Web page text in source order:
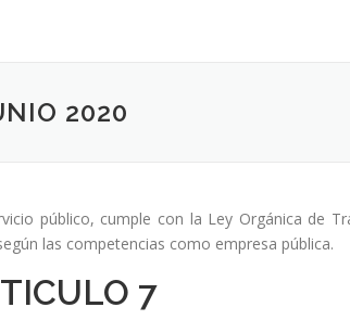
2020
público, cumple con la Ley Orgánica de
las competencias como empresa pública.
7